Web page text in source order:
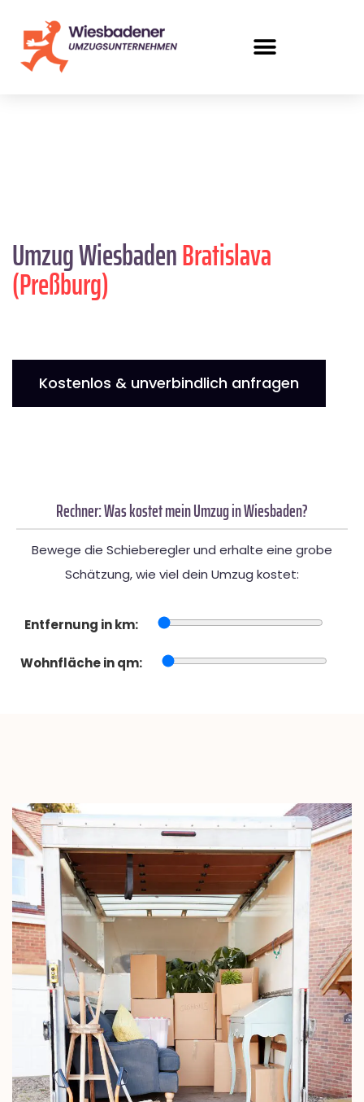
Umzug WiesbadenBratislava
(Preßburg)
Kostenlos & unverbindlich anfragen
Rechner: Was kostet mein Umzug in Wiesbaden?
Bewege die Schieberegler und erhalte eine grobe
Schätzung, wie viel dein Umzug kostet:
Entfernung in km:
Wohnfläche in qm: